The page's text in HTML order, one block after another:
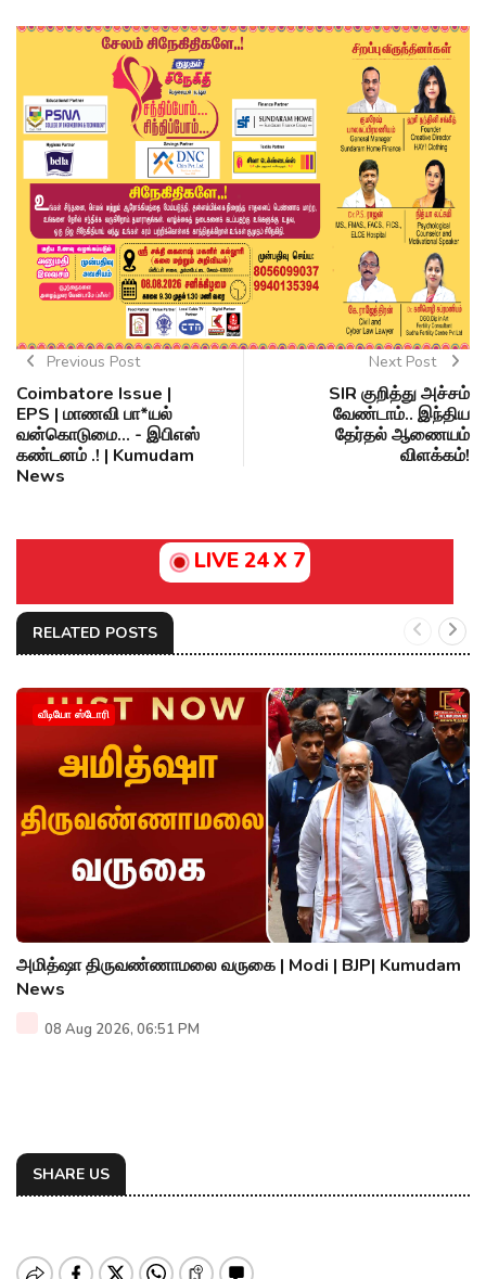
Previous Post
Coimbatore Issue |
EPS | மாணவி பா*யல்
வன்கொடுமை... - இபிஎஸ்
கண்டனம் .! | Kumudam
News
Next Post
SIR குறித்து அச்சம்
வேண்டாம்.. இந்திய
தேர்தல் ஆணையம்
விளக்கம்!
LIVE 24 X 7
RELATED POSTS
வீடியோ ஸ்டோரி
அமித்ஷா திருவண்ணாமலை வருகை | Modi | BJP| Kumudam
News
08 Aug 2026, 06:51 PM
SHARE US